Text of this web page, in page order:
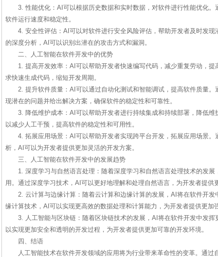
3. 性能优化：AI可以根据历史数据和实时数据，对软件进行性能优化
软件运行速度和稳定性。
4. 安全性评估：AI可以对软件进行安全风险评估，帮助开发者及时发
的深度分析，AI可以识别出潜在的攻击方式和漏洞。
二、人工智能在软件开发中的优势
1. 提高开发效率：AI可以帮助开发者快速编写代码，减少重复劳动，
求快速生成代码，缩短开发周期。
2. 提升软件质量：AI可以通过自动化测试和智能调试，提高软件质量
现潜在的问题并给出解决方案，确保软件的稳定性和可靠性。
3. 降低维护成本：AI可以帮助开发者进行持续集成和持续部署，降低
以减少人工干预，提高软件的稳定性和可用性。
4. 拓展应用场景：AI可以帮助开发者实现跨平台开发，拓展应用场景
析，AI可以为开发者提供更加灵活的开发方案。
三、人工智能在软件开发中的发展趋势
1. 深度学习与自然语言处理：随着深度学习和自然语言处理技术的发
用。通过深度学习技术，AI可以更好地理解和处理自然语言，为开发者提供
2. 云计算与边缘计算：随着云计算和边缘计算的发展，AI将在软件开
缘计算技术，AI可以实现更高效的数据处理和计算能力，为开发者提供更加
3. 人工智能与区块链：随着区块链技术的发展，AI将在软件开发中发
以实现更加安全和透明的开发过程，为开发者提供更加可靠的开发环境。
四、结语
人工智能技术在软件开发领域的应用将为行业带来革命性的变革。通过